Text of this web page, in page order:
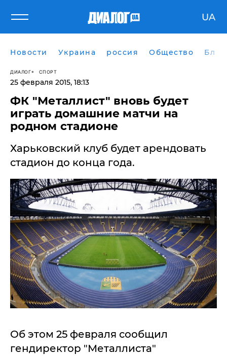
UA
Новости Украина россия Общество
ДИАЛОГ СПОРТ
25 февраля 2015, 18:13
ФК "Металлист" вновь будет
играть домашние матчи на
родном стадионе
Харьковский клуб будет арендовать
стадион до конца года.
Об этом 25 февраля сообщил
гендиректор "Металлиста"